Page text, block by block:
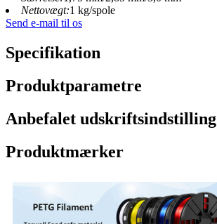
Nettovægt:1 kg/spole
Send e-mail til os
Specifikation
Produktparametre
Anbefalet udskriftsindstilling
Produktmærker